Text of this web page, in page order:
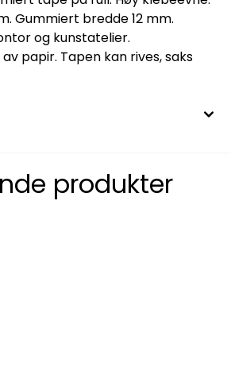
Gummiert bredde 12 mm.
og kunstatelier.
papir. Tapen kan rives, saks
produkter